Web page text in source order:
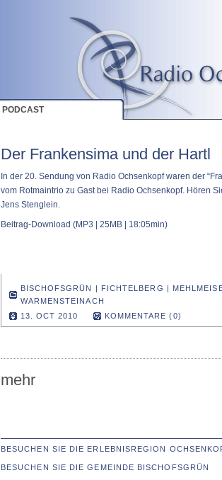
PODCAST
Der Frankensima und der Hartl
In der 20. Sendung von Radio Ochsenkopf waren der
vom Rotmaintrio zu Gast bei Radio Ochsenkopf. Hören
Jens Stenglein.
Beitrag-Download (MP3 | 25MB | 18:05min)
BISCHOFSGRÜN FICHTELBERG
WARMENSTEINACH
13. OCT 2010
KOMMENTARE (0)
mehr
BESUCHEN SIE DIE ERLEBNISREGION
BESUCHEN SIE DIE GEMEINDE BISCHOFSGRÜN